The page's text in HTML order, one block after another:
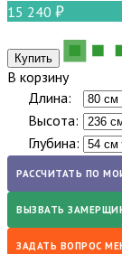
15 240
В корзину
Длина:
Высота:
Глубина:
РАССЧИТАТЬ ПО
ВЫЗВАТЬ
ЗАДАТЬ ВОПРОС